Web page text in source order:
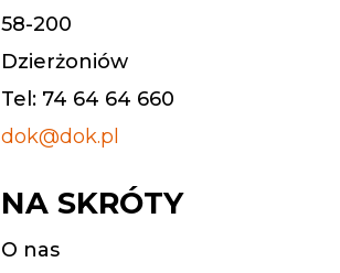
58-200
Dzierżoniów
Tel: 74 64 64 660
dok@dok.pl
NA SKRÓTY
O nas